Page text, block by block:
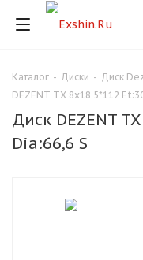
Каталог - Диски - Диск
DEZENT TX 8x18 5*112
Диск DEZENT
Dia:66,6 S
Для клиентов всех
Разбейте
оплату